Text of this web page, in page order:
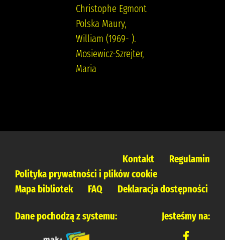
Christophe Egmont
Polska Maury,
William (1969- ).
Mosiewicz-Szrejter,
Maria
Kontakt
Regulamin
Polityka prywatności i plików cookie
Mapa bibliotek
FAQ Deklaracja dostępności
Dane pochodzą z systemu: Jesteśmy na: